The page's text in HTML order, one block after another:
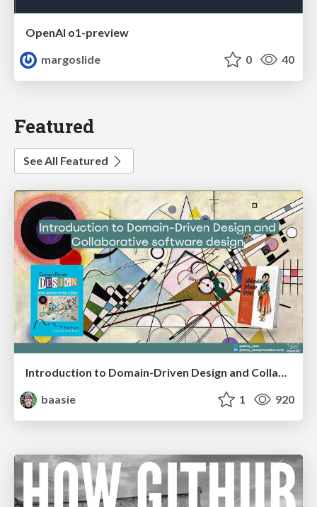
OpenAI o1-preview
margoslide
0 40
Featured
See All Featured
baasie
1 920